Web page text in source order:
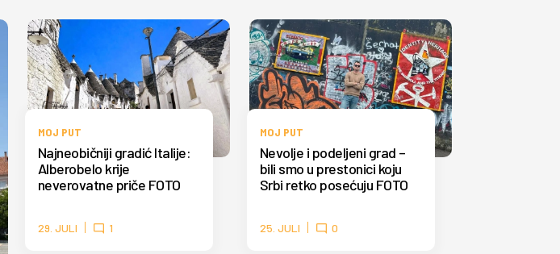
MOJ PUT
Najneobičniji gradić Italije:
Alberobelo krije
neverovatne priče FOTO
29. JULI 1
MOJ PUT
Nevolje i podeljeni grad –
bili smo u prestonici koju
Srbi retko posećuju FOTO
25. JULI 0